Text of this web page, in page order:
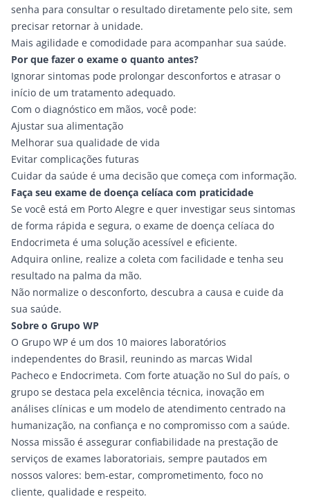
senha para consultar o resultado diretamente pelo site, sem
precisar retornar à unidade.
Mais agilidade e comodidade para acompanhar sua saúde.
Por que fazer o exame o quanto antes?
Ignorar sintomas pode prolongar desconfortos e atrasar o
início de um tratamento adequado.
Com o diagnóstico em mãos, você pode:
Ajustar sua alimentação
Melhorar sua qualidade de vida
Evitar complicações futuras
Cuidar da saúde é uma decisão que começa com informação.
Faça seu exame de doença celíaca com praticidade
Se você está em Porto Alegre e quer investigar seus sintomas
de forma rápida e segura, o exame de doença celíaca do
Endocrimeta é uma solução acessível e eficiente.
Adquira online, realize a coleta com facilidade e tenha seu
resultado na palma da mão.
Não normalize o desconforto, descubra a causa e cuide da
sua saúde.
Sobre o Grupo WP
O Grupo WP é um dos 10 maiores laboratórios
independentes do Brasil, reunindo as marcas Widal
Pacheco e Endocrimeta. Com forte atuação no Sul do país, o
grupo se destaca pela excelência técnica, inovação em
análises clínicas e um modelo de atendimento centrado na
humanização, na confiança e no compromisso com a saúde.
Nossa missão é assegurar confiabilidade na prestação de
serviços de exames laboratoriais, sempre pautados em
nossos valores: bem-estar, comprometimento, foco no
cliente, qualidade e respeito.